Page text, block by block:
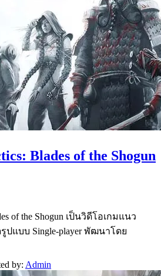
Blades of the Shogun
of the Shogun เป็นวิดีโอเกมแนว
รูปแบบ Single-player พัฒนาโดย
by: Admin